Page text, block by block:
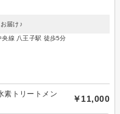
届け♪
線 八王子駅 徒歩5分
素トリートメン
￥11,000